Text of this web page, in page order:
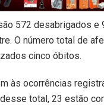
572 desabrigados
O número total de
cinco óbitos.
às ocorrências
total, 23 estão